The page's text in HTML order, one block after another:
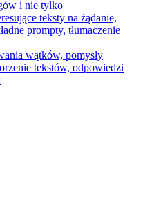
i nie tylko
teksty na żądanie,
prompty, tłumaczenie
wątków, pomysły
tekstów, odpowiedzi